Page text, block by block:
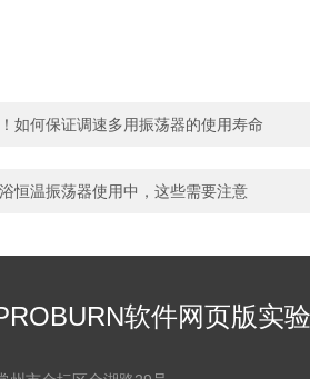
如何保证调速多用振荡器的使用寿命
恒温振荡器使用中，这些需要注意
软件网页版实验